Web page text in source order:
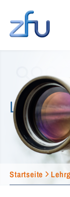
Zentralstelle
Startseite